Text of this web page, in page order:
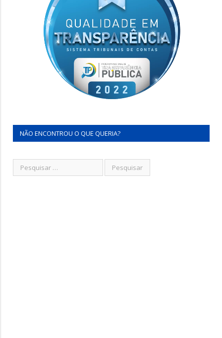
NÃO ENCONTROU O QUE QUERIA?